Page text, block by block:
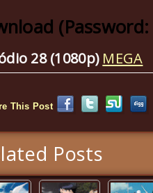
28 (1080p) MEGA
This Post
Posts